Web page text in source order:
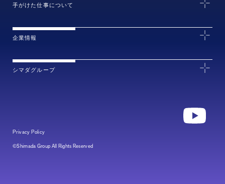
手がけた仕事について
企業情報
シマダグループ
Privacy Policy
©Shimada Group All Rights Reserved